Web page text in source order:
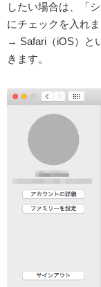
したい場合は、「
にチェックを入れ
→ Safari（iOS）と
きます。